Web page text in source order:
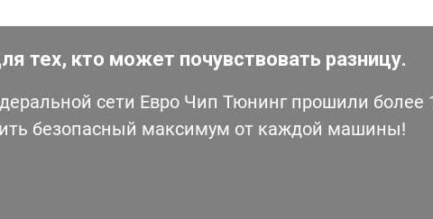
тех, кто может почувствовать разницу.
сети Евро Чип Тюнинг прошили более
безопасный максимум от каждой машины!